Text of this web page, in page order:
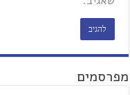
מפרסמים